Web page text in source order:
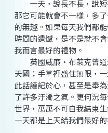
一天，說長不長，說短
那它可能就會不一樣，多
的無趣。如果每天我們都
時間的遺憾，是不是就不
我而言最好的禮物。
英國威廉‧布萊克曾道:
天國；手掌裡盛住無限，
此話謹記於心，甚至是奉
了許多汙濁之氣。更何況
世界，萬萬不可自我結束
一天都是上天給我們最好的